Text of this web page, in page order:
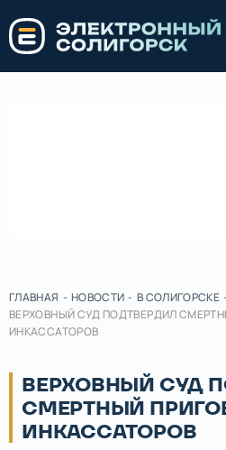
ГЛАВНАЯ - НОВОСТИ - В СОЛИГОРСКЕ
ВЕРХОВНЫЙ СУД ПОДТВЕРДИЛ
ИНКАССАТОРОВ
ВЕРХОВНЫЙ СУД
СМЕРТНЫЙ
ИНКАССАТОРОВ